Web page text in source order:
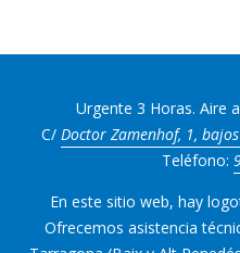
Urgente 3 Horas. Aire
C/ Doctor Zamenhof, 1,
Teléfono:
En este sitio web, hay
Ofrecemos asistencia